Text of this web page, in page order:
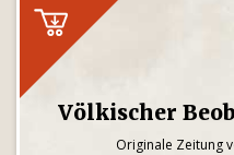
Völkischer
Originale Zeitung